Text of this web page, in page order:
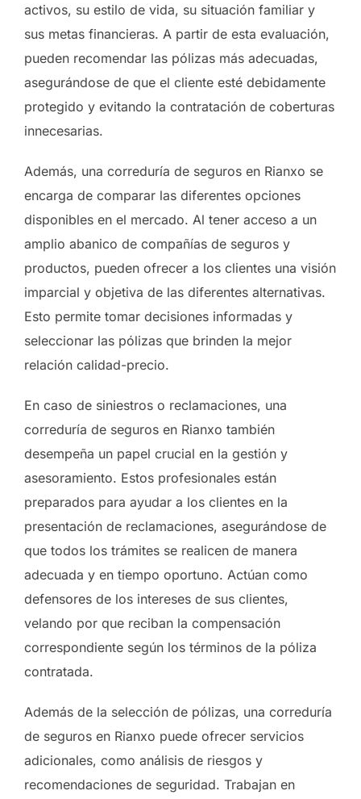
activos, su estilo de vida, su situación familiar y
sus metas financieras. A partir de esta evaluación,
pueden recomendar las pólizas más adecuadas,
asegurándose de que el cliente esté debidamente
protegido y evitando la contratación de coberturas
innecesarias.
Además, una correduría de seguros en Rianxo se
encarga de comparar las diferentes opciones
disponibles en el mercado. Al tener acceso a un
amplio abanico de compañías de seguros y
productos, pueden ofrecer a los clientes una visión
imparcial y objetiva de las diferentes alternativas.
Esto permite tomar decisiones informadas y
seleccionar las pólizas que brinden la mejor
relación calidad-precio.
En caso de siniestros o reclamaciones, una
correduría de seguros en Rianxo también
desempeña un papel crucial en la gestión y
asesoramiento. Estos profesionales están
preparados para ayudar a los clientes en la
presentación de reclamaciones, asegurándose de
que todos los trámites se realicen de manera
adecuada y en tiempo oportuno. Actúan como
defensores de los intereses de sus clientes,
velando por que reciban la compensación
correspondiente según los términos de la póliza
contratada.
Además de la selección de pólizas, una correduría
de seguros en Rianxo puede ofrecer servicios
adicionales, como análisis de riesgos y
recomendaciones de seguridad. Trabajan en